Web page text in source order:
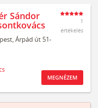
Sándor
Árpád út 51-
1
értékelés
MEGNÉZEM